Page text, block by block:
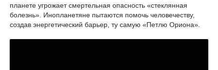
планете угрожает смертельная опасность «стеклянная
болезнь». Инопланетяне пытаются помочь человечеству,
создав энергетический барьер, ту самую «Петлю Ориона».